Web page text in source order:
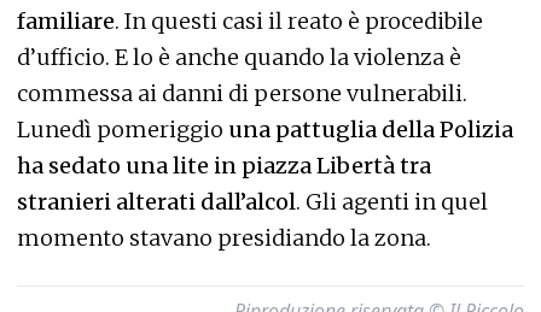
familiare. In questi casi il reato è procedibile
d’ufficio. E lo è anche quando la violenza è
commessa ai danni di persone vulnerabili.
Lunedì pomeriggio una pattuglia della Polizia
ha sedato una lite in piazza Libertà tra
stranieri alterati dall’alcol. Gli agenti in quel
momento stavano presidiando la zona.